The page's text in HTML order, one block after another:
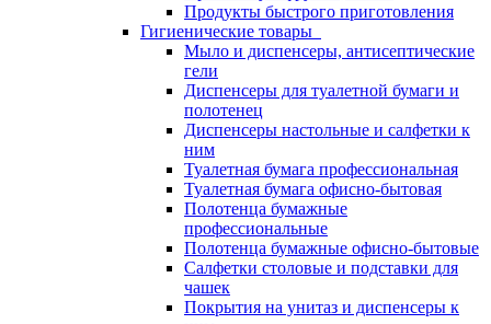
Продукты быстрого приготовления
Гигиенические товары
Мыло и диспенсеры, антисептические
гели
Диспенсеры для туалетной бумаги и
полотенец
Диспенсеры настольные и салфетки к
ним
Туалетная бумага профессиональная
Туалетная бумага офисно-бытовая
Полотенца бумажные
профессиональные
Полотенца бумажные офисно-бытовые
Салфетки столовые и подставки для
чашек
Покрытия на унитаз и диспенсеры к